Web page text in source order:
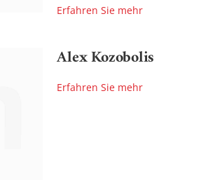
Erfahren Sie mehr
Alex Kozobolis
Erfahren Sie mehr